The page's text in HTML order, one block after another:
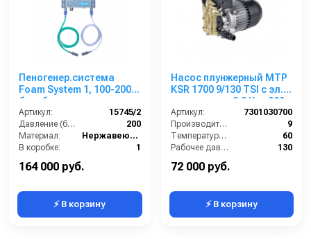
Пеногенер.система
Foam System 1, 100-200
бар, без подачи
воздуха, на 2 ср-ва 3/8
ш. 3/8ш.
Артикул:
15745/2
Давление (бар):
200
Материал:
Нержавеющая сталь
В коробке:
1
164 000 руб.
⚡ В корзину
Насос плунжерный MTP
KSR 1700 9/130 TSI с эл.
двигателем 2,3 Квт 220
В
Артикул:
7301030700
Производительность (л/мин):
9
Температура (°C):
60
Рабочее давление (бар):
130
72 000 руб.
⚡ В корзину